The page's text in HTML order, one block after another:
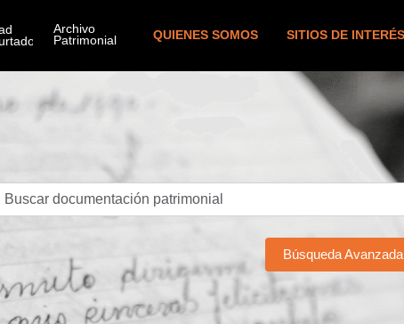
QUIENES SOMOS SITIOS DE INTERÉS
Búsqueda